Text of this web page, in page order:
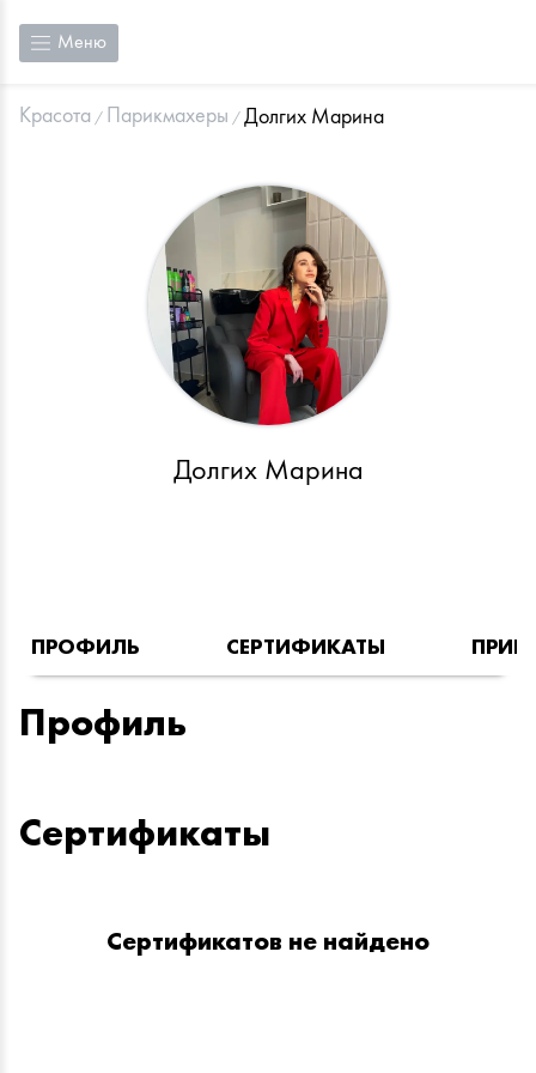
Меню
Красота Парикмахеры Долгих Марина
Долгих Марина
ПРОФИЛЬ СЕРТИФИКАТЫ
Профиль
Сертификаты
Сертификатов не найдено